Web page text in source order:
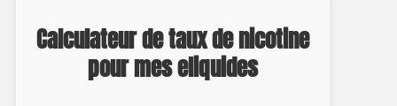
Calculateur de taux de nicotine
pour mes eliquides